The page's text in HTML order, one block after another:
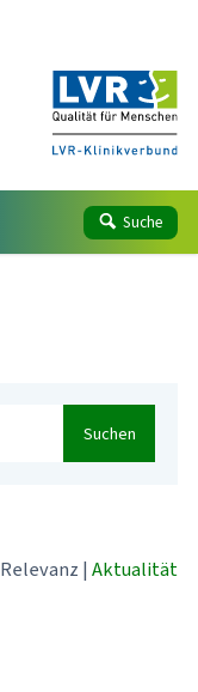
Suche
Suchen
Relevanz | Aktualität